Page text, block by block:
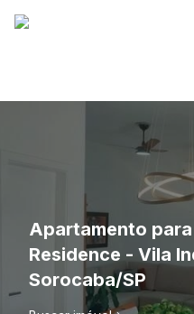
Apartamento
Residence - Vila
Sorocaba/SP